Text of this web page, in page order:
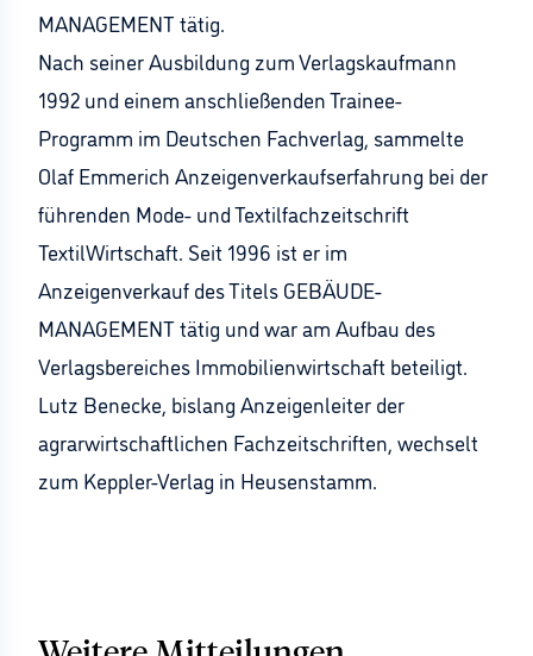
MANAGEMENT tätig.
Nach seiner Ausbildung zum Verlagskaufmann
1992 und einem anschließenden Trainee-
Programm im Deutschen Fachverlag, sammelte
Olaf Emmerich Anzeigenverkaufserfahrung bei der
führenden Mode- und Textilfachzeitschrift
TextilWirtschaft. Seit 1996 ist er im
Anzeigenverkauf des Titels GEBÄUDE-
MANAGEMENT tätig und war am Aufbau des
Verlagsbereiches Immobilienwirtschaft beteiligt.
Lutz Benecke, bislang Anzeigenleiter der
agrarwirtschaftlichen Fachzeitschriften, wechselt
zum Keppler-Verlag in Heusenstamm.